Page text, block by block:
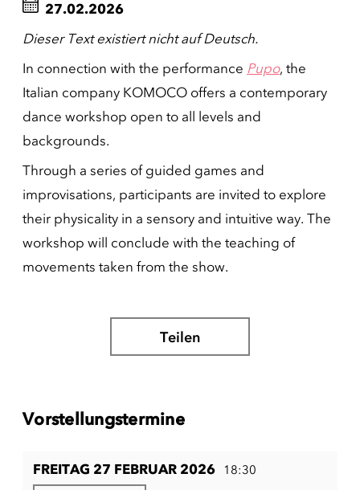
27.02.2026
Dieser Text existiert nicht auf Deutsch.
In connection with the performance Pupo, the
Italian company KOMOCO offers a contemporary
dance workshop open to all levels and
backgrounds.
Through a series of guided games and
improvisations, participants are invited to explore
their physicality in a sensory and intuitive way. The
workshop will conclude with the teaching of
movements taken from the show.
Teilen
Vorstellungstermine
FREITAG 27 FEBRUAR 2026 18:30